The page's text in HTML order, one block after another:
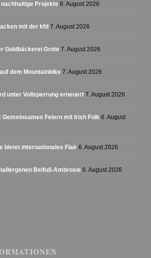
Projekte 8. August 2026
mit der kfd 7. August 2026
Goldbäckerei Grote 7. August 2026
dem Mountainbike 7. August 2026
unter Vollsperrung erneuert 7. August 2026
Gemeinsames Feiern mit Irish Folk 6. August
bietet internationales Flair 6. August 2026
Beifuß-Ambrosie 6. August 2026